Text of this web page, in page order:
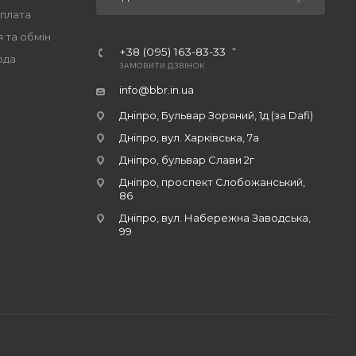
обмін
+38 (095) 163-83-33
ЗАМОВИТИ ДЗВІНОК
info@bbr.in.ua
Дніпро, Бульвар Зоряний, 1д (за Dafi)
Дніпро, вул. Харківська, 7а
Дніпро, бульвар Слави 2г
Дніпро, проспект Слобожанський,
86
Дніпро, вул. Набережна Заводська,
99